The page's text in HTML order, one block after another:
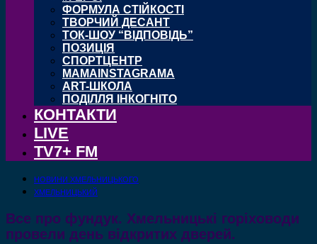
ФОРМУЛА СТІЙКОСТІ
ТВОРЧИЙ ДЕСАНТ
ТОК-ШОУ “ВІДПОВІДЬ”
ПОЗИЦІЯ
СПОРТЦЕНТР
MAMAINSTAGRAMA
ART-ШКОЛА
ПОДІЛЛЯ ІНКОГНІТО
КОНТАКТИ
LIVE
TV7+ FM
НОВИНИ ХМЕЛЬНИЦЬКОГО
ХМЕЛЬНИЦЬКИЙ
Все про фундук. Хмельницькі горіховоди
провели день відкритих дверей.